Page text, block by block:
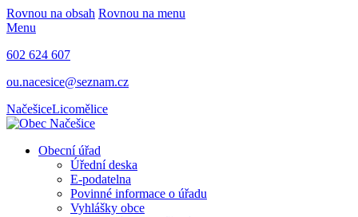
Rovnou na obsah Rovnou na menu
Menu
602 624 607
ou.nacesice@seznam.cz
NačešiceLicomělice
Obecní úřad
Úřední deska
E-podatelna
Povinné informace o úřadu
Vyhlášky obce